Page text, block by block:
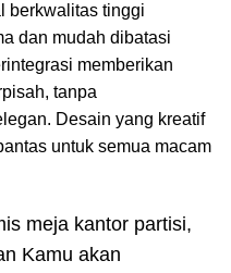
berkwalitas tinggi
dan mudah dibatasi
memberikan
tanpa
Desain yang kreatif
untuk semua macam
meja kantor partisi,
Kamu akan